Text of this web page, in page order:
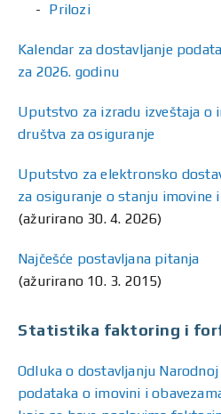
Prilozi
Kalendar za dostavljanje
za 2026. godinu
Uputstvo za izradu izveštaja o
društva za osiguranje
Uputstvo za elektronsko
za osiguranje o stanju imovine
(ažurirano 30. 4. 2026)
Najčešće postavljana pitanja
(ažurirano 10. 3. 2015)
Statistika faktoring i
Odluka o dostavljanju
podataka o imovini i